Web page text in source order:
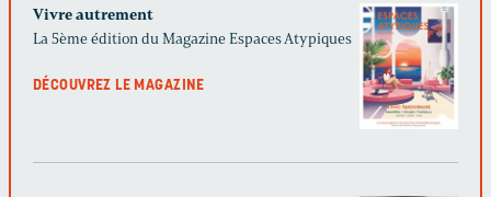
Vivre autrement
La 5ème édition du Magazine Espaces Atypiques
DÉCOUVREZ LE MAGAZINE